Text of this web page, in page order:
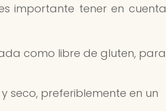
importante tener en cuenta
como libre de gluten, para
seco, preferiblemente en un